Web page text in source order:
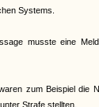
Systems.
musste eine
zum Beispiel die
Strafe stellten.